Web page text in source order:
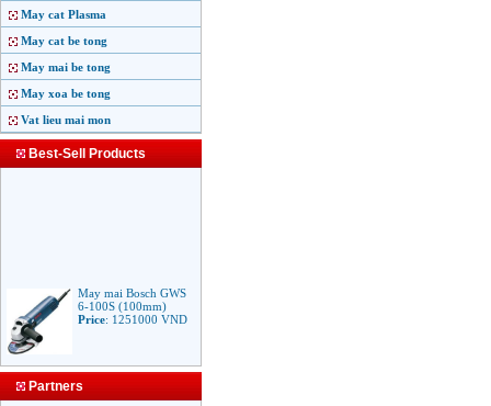
May cat Plasma
May cat be tong
May mai be tong
May xoa be tong
Vat lieu mai mon
Best-Sell Products
May mai Bosch GWS
6-100S (100mm)
Price:1251000VND
May mai Makita
9553B (100mm)
Partners